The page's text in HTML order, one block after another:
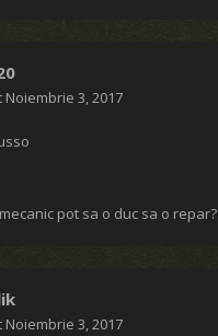
Noiembrie 3, 2017
pot sa o duc sa o repar?
Noiembrie 3, 2017